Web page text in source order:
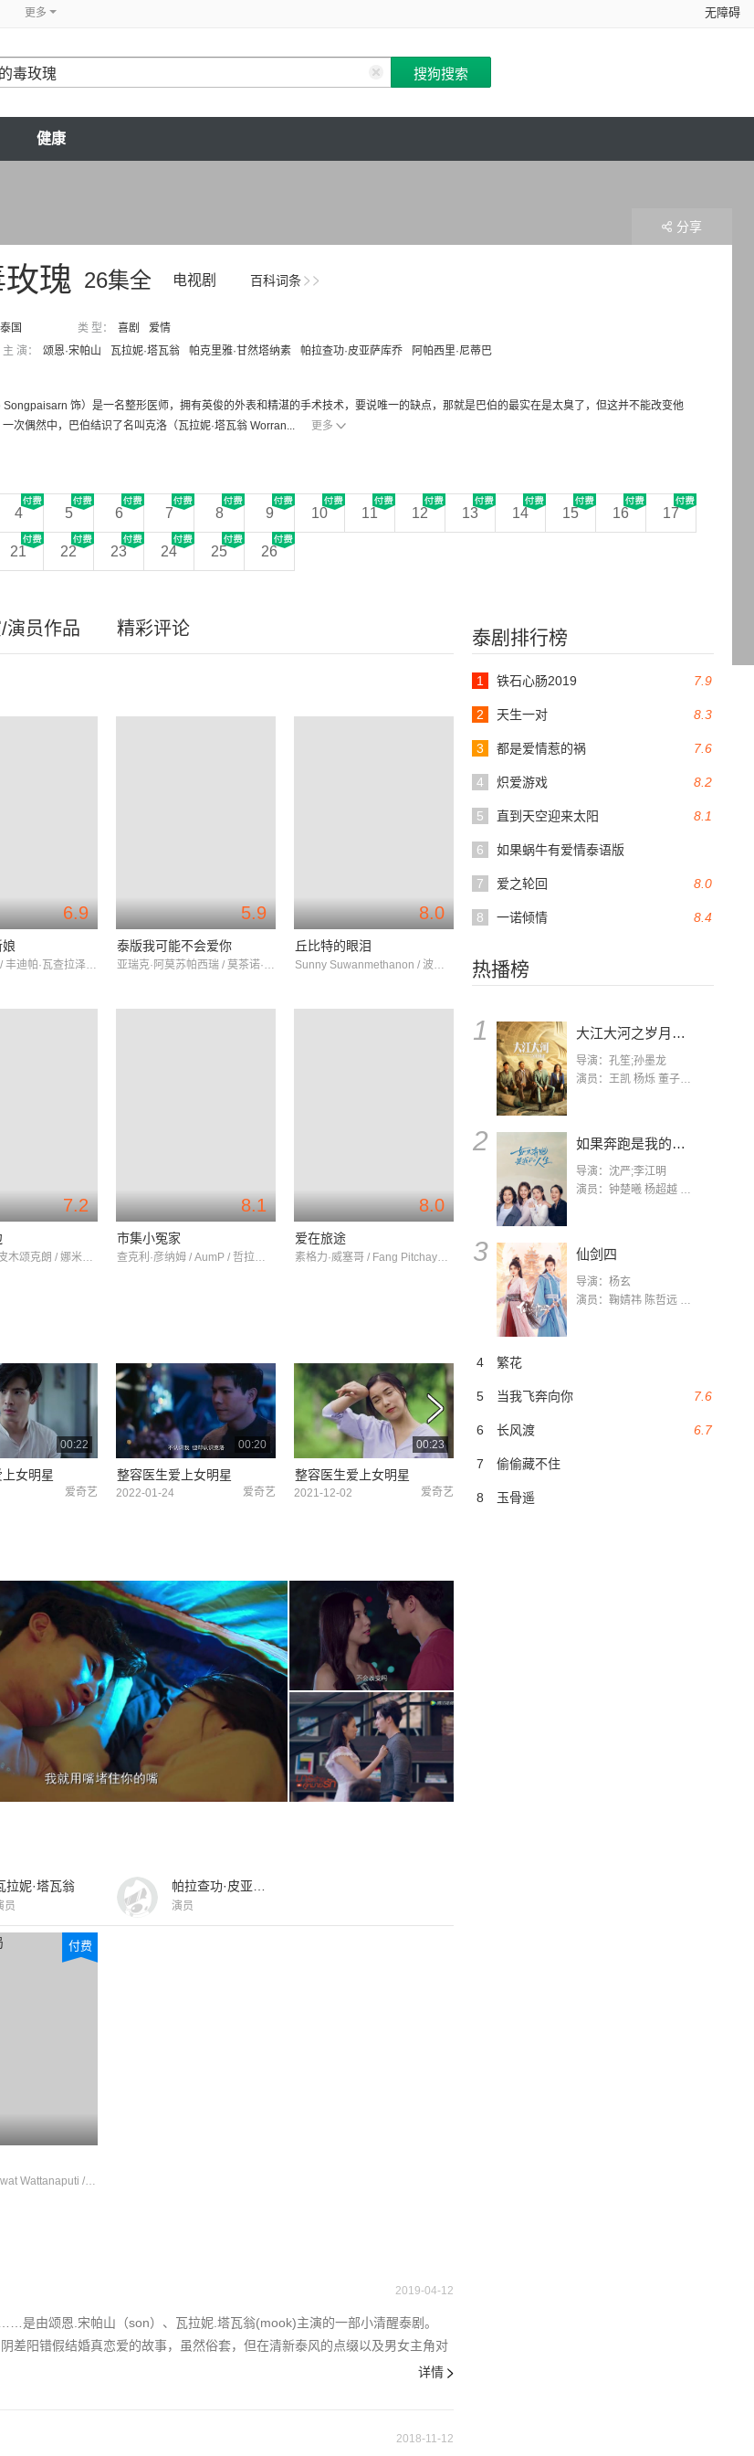
更多 无障碍
健康
百科词条
26集全 电视剧
瑰
泰国 类 型： 喜剧
爱情
主 演： 颂恩·宋帕山 瓦拉妮·塔瓦翁 帕克里雅·甘然塔纳素 帕拉查功·皮亚萨库乔
阿帕西里·尼蒂巴
Songpaisarn 饰）是一名整形医师，拥有英俊的外表和精湛的手术技术，要说唯一的缺点，那就是巴伯的最实在是太臭了，但这并不能改变他
次偶然中，巴伯结识了名叫克洛（瓦拉妮·塔瓦翁 Worran...
更多
4 5 6 7 8 9 10 11 12 13 14 15 16 17
21 22 23 24 25 26
分享
泰剧排行榜
7.9
1 铁石心肠2019
8.3
2 天生一对
7.6
3 都是爱情惹的祸
8.2
4 炽爱游戏
8.1
5 直到天空迎来太阳
6 如果蜗牛有爱情泰语版
8.0
7 爱之轮回
8.4
8 一诺倾情
热播榜
1 大江大河之岁月如歌
导演：孔笙;孙墨龙
演员：王凯 杨烁 董子健 杨采钰 张佳宁 练练 林栋甫 房子斌
2 如果奔跑是我的人生
导演：沈严;李江明
演员：钟楚曦 杨超越 许娣 陈小艺 侯雯元 宋洋 王宥钧 李添诺
3 仙剑四
导演：杨玄
演员：鞠婧祎 陈哲远 茅子俊 毛晓慧 王媛可 张志浩 林枫松 张帆（演员）
4 繁花
7.6
5 当我飞奔向你
6.7
6 长风渡
7 偷偷藏不住
8 玉骨遥
演员作品 精彩评论
6.9
米克·通拉亚 / 丰迪帕·瓦查拉泽固 / 萍帕薇·克拉冰
5.9
泰版我可能不会爱你
亚瑞克·阿莫苏帕西瑞 / 莫茶诺·欣彩萍翩 / 齐纳吾·英塔拉库辛
8.0
丘比特的眼泪
Sunny Suwanmethanon / 波莉雀娅·彭娜妮可 / Puggi Paweenut
7.2
可林桑拉铺·皮木颂克朗 / 娜米妲·吉勒娜拉帕 / 陂诺皮帕·帕塔纳汕他侬
8.1
市集小冤家
查克利·彦纳姆 / AumP / 哲拉予·拉翁马尼
8.0
爱在旅途
素格力·威塞哥 / Fang Pitchaya / 婉娜拉·宋提查
00:22
女明星
爱奇艺
00:20
整容医生爱上女明星
2022-01-24 爱奇艺
00:23
整容医生爱上女明星
2021-12-02 爱奇艺
整容医生爱上女明星
2021-12-02
拉妮·塔瓦翁
员 演员
付费
Pope Thanawat Wattanaputi / 蓝妮·卡彭
2019-04-12
是由颂恩.宋帕山（son）、瓦拉妮.塔瓦翁(mook)主演的一部小清醒泰剧。
差阳错假结婚真恋爱的故事，虽然俗套，但在清新泰风的点缀以及男女主角对
详情
2018-11-12